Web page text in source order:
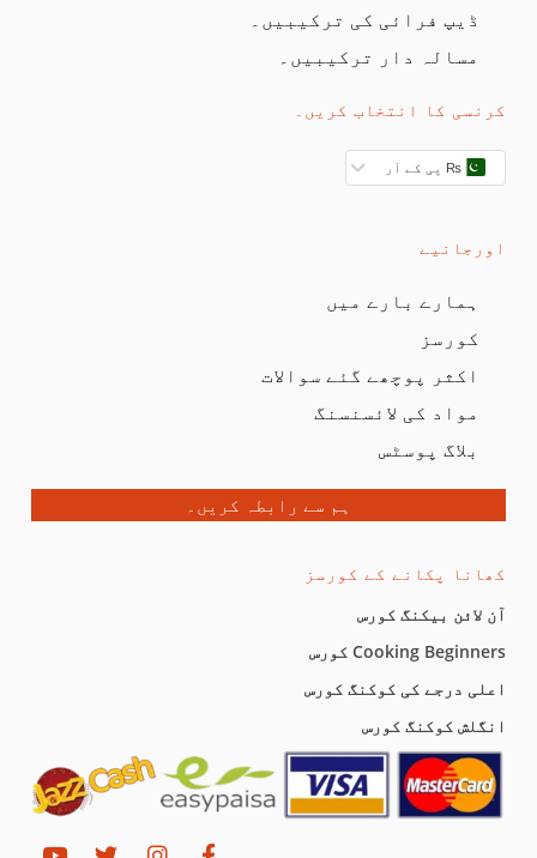
ڈیپ فرائی کی ترکیبیں۔
مسالہ دار ترکیبیں۔
کرنسی کا انتخاب کریں۔
₨ پی کے آر
اورجانیے
ہمارے بارے میں
کورسز
اکثر پوچھے گئے سوالات
مواد کی لائسنسنگ
بلاگ پوسٹس
ہم سے رابطہ کریں۔
کھانا پکانے کے کورسز
آن لائن بیکنگ کورس
Cooking Beginners کورس
اعلی درجے کی کوکنگ کورس
انگلش کوکنگ کورس